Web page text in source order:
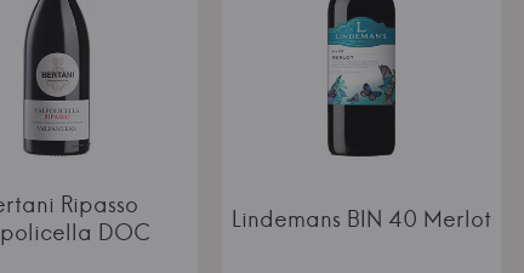
Ripasso
DOC
Lindemans BIN 40 Merlot